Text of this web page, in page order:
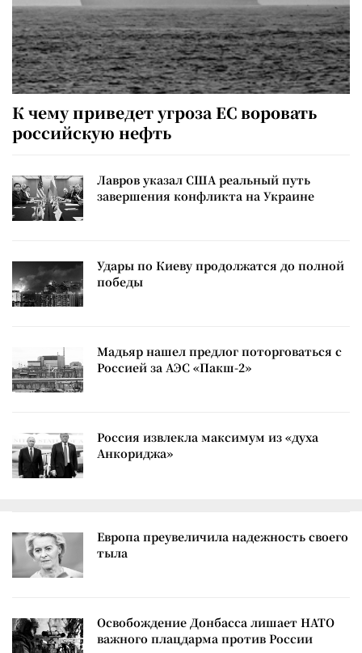
К чему приведет угроза ЕС воровать
российскую нефть
Лавров указал США реальный путь
завершения конфликта на Украине
Удары по Киеву продолжатся до полной
победы
Мадьяр нашел предлог поторговаться с
Россией за АЭС «Пакш-2»
Россия извлекла максимум из «духа
Анкориджа»
Европа преувеличила надежность своего
тыла
Освобождение Донбасса лишает НАТО
важного плацдарма против России